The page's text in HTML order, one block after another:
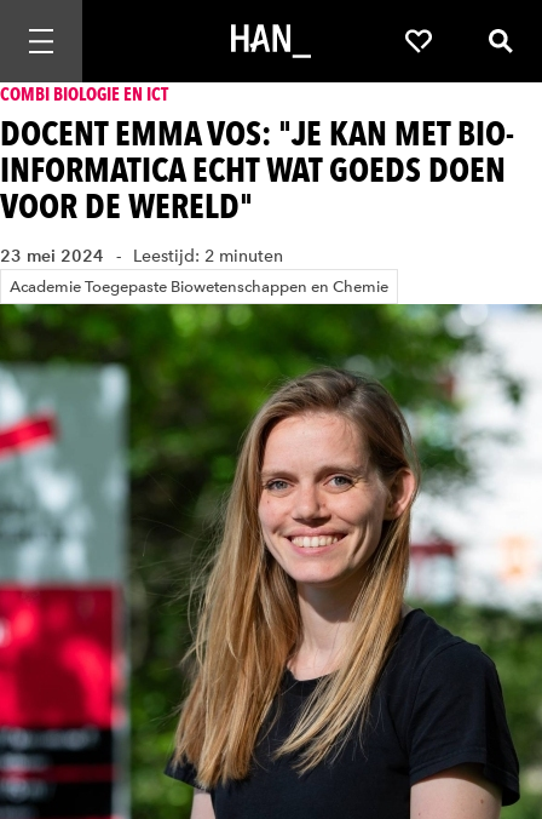
Mobiele navigatie openen Favorieten
COMBI BIOLOGIE EN ICT
DOCENT EMMA VOS: "JE KAN MET BIO-
INFORMATICA ECHT WAT GOEDS DOEN
VOOR DE WERELD"
23 mei 2024 Leestijd: 2 minuten
Academie Toegepaste Biowetenschappen en Chemie